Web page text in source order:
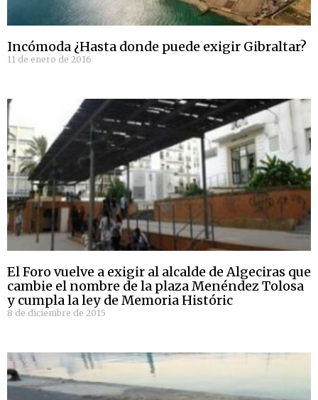
Incómoda ¿Hasta donde puede exigir Gibraltar?
11 de enero de 2016
El Foro vuelve a exigir al alcalde de Algeciras que
cambie el nombre de la plaza Menéndez Tolosa
y cumpla la ley de Memoria Históric
8 de diciembre de 2015